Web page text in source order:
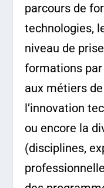
parcours de
technologies,
niveau de
formations
aux métiers
l’innovation
ou encore la
(disciplines,